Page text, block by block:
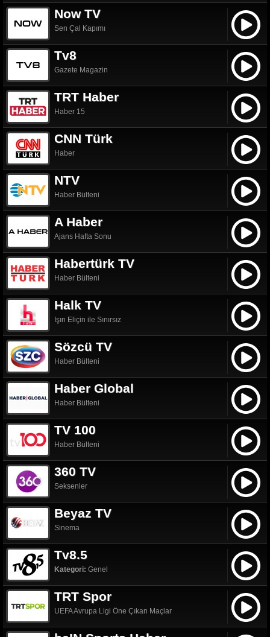
Now TV
Sen Çal Kapımı
Tv8
Gazete Magazin
TRT Haber
Haber 15
CNN Türk
Haber
NTV
Haber Bülteni
A Haber
Ajans Hafta Sonu
Habertürk TV
Haber Bülteni
Halk TV
Işın Eliçin ile Sınırsız
Sözcü TV
Haber Bülteni
Haber Global
Haber Bülteni
TV 100
Haber Bülteni
360 TV
Seksenler
Beyaz TV
Sinema
Tv8.5
Kategori: Genel
TRT Spor
UEFA Avrupa Ligi Öne Çıkan Maçlar